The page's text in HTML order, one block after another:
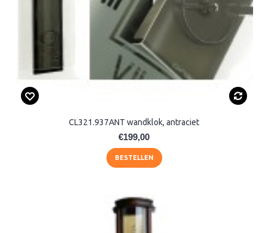
CL321.937ANT wandklok, antraciet
€199,00
BESTELLEN